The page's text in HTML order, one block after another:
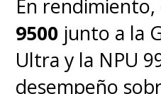
decirte que la
de un máximo
horas con el
En rendimiento,
9500 junto a la
Ultra y la NPU
desempeño